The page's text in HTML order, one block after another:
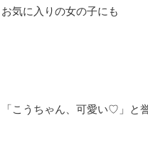
お気に入りの女の子にも
「こうちゃん、可愛い♡」と